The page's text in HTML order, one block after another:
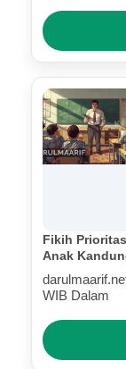
Fikih
Anak
WIB Dalam